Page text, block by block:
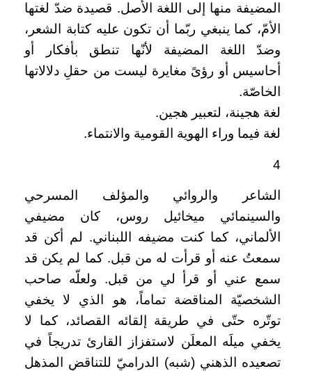
المضيفة منها إلى اللغة الأصل. قصيدة ضدّ لغتها
الأمّ، كما ينبغي ربّما أن تكون عليه كتابة الشعر،
وضدّ اللغة المضيفة لأنّها تنطق بأفكار أو
أحاسيس أو رؤىً مغايرة ليست من حقلِ دلالاتها
الخاصّة.
لغة هجينة، لتعبير هجين.
لغة فيما وراء الهوية القومية والانتماء.
4
الشاعر والروائي والمؤلف المسرحي
والسينمائي ميخائيل روس، كان مضيفي
الألماني، كما كنت مضيفه اللبناني. لم أكن قد
سمعتُ عنه أو قرأت له من قبل. كما لم يكن قد
سمع عني أو قرأ لي من قبل. ولعلّه صاحب
الشخصيّة المناقضة تماماً، هو الذي لا يخفي
توتّره حتّى في طريقة إلقائه القصائد، كما لا
يخفي ميلَه المعلَن لاستفزاز القارئ تدريجاً في
تصعيده الذهني (شبه) الدراميّ للتناقضِ المذهل